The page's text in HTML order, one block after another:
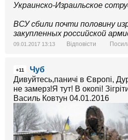
Украинско-Израильское
ВСУ сбили почти половину
закупленных российской
09.01.2017 13:13 Відповісти
+11
Чуб
Дивуйтесь,паничі в Європі,
не замерз!Я тут! В окопі!
Василь Ковтун 04.01.2016